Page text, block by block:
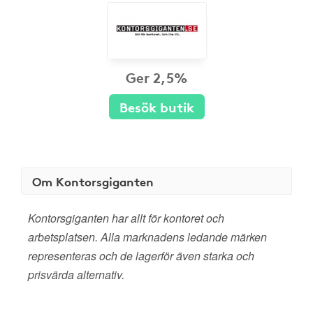
Ger 2,5%
Besök butik
Om Kontorsgiganten
Kontorsgiganten har allt för kontoret och
arbetsplatsen. Alla marknadens ledande märken
representeras och de lagerför även starka och
prisvärda alternativ.